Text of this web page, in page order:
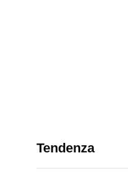
Tendenza